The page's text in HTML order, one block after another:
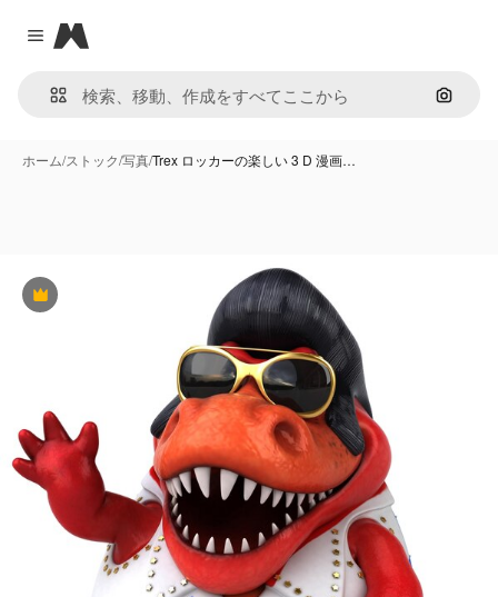
Close menu
Magnific
画像で
ホーム/ストック/写真/Trex ロッカーの楽しい 3 D 漫画…
Premium